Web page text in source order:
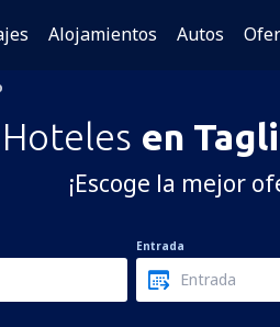
Alojamientos Autos
Hoteles en
¡Escoge la mejor
Entrada